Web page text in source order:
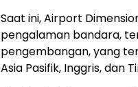
Saat ini, Airport
pengalaman bandara,
pengembangan, yang
Asia Pasifik, Inggris, dan